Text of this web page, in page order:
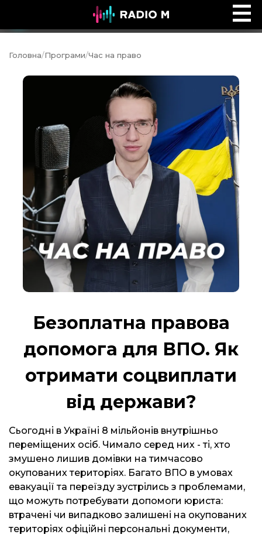
Інтервʼю Time
Головна/Програми/Час на право
Безоплатна правова
допомога для ВПО. Як
отримати соцвиплати
від держави?
Сьогодні в Україні 8 мільйонів внутрішньо
переміщених осіб. Чимало серед них - ті, хто
змушено лишив домівки на тимчасово
окупованих територіях. Багато ВПО в умовах
евакуації та переїзду зустрілись з проблемами,
що можуть потребувати допомоги юриста:
втрачені чи випадково залишені на окупованих
територіях офіційні персональні документи,